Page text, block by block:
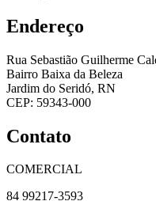
Endereço
Rua Sebastião Guilherme
Bairro Baixa da Beleza
Jardim do Seridó, RN
CEP: 59343-000
Contato
COMERCIAL
84 99217-3593